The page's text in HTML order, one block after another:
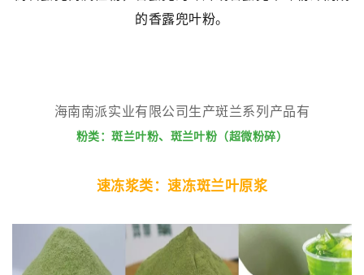
的香露兜叶粉。
海南南派实业有限公司生产斑兰系列产品有
粉类：斑兰叶粉、斑兰叶粉（超微粉碎）
速冻浆类：速冻斑兰叶原浆